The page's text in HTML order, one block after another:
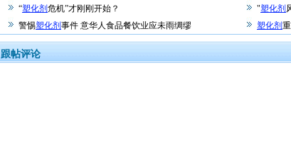
“塑化剂 危机”才刚刚开始？ "塑化剂
警惕塑化剂 事件 意华人食品餐饮业应未雨绸缪 塑化剂
跟帖评论